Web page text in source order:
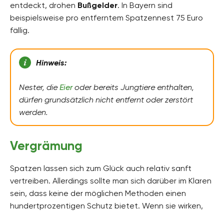
entdeckt, drohen Bußgelder. In Bayern sind
beispielsweise pro entferntem Spatzennest 75 Euro
fällig.
Hinweis:
Nester, dieEieroder bereits Jungtiere enthalten,
dürfen grundsätzlich nicht entfernt oder zerstört
werden.
Vergrämung
Spatzen lassen sich zum Glück auch relativ sanft
vertreiben. Allerdings sollte man sich darüber im Klaren
sein, dass keine der möglichen Methoden einen
hundertprozentigen Schutz bietet. Wenn sie wirken,